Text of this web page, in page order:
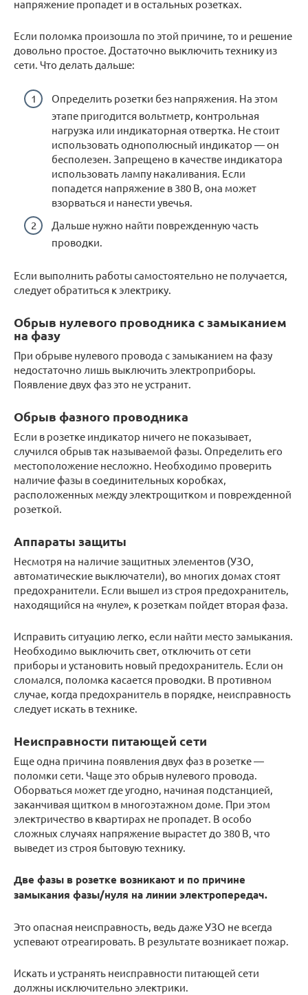
напряжение пропадет и в остальных розетках.
Если поломка произошла по этой причине, то и решение
довольно простое. Достаточно выключить технику из
сети. Что делать дальше:
Определить розетки без напряжения. На этом
этапе пригодится вольтметр, контрольная
нагрузка или индикаторная отвертка. Не стоит
использовать однополюсный индикатор — он
бесполезен. Запрещено в качестве индикатора
использовать лампу накаливания. Если
попадется напряжение в 380 В, она может
взорваться и нанести увечья.
Дальше нужно найти поврежденную часть
проводки.
Если выполнить работы самостоятельно не получается,
следует обратиться к электрику.
Обрыв нулевого проводника с замыканием
на фазу
При обрыве нулевого провода с замыканием на фазу
недостаточно лишь выключить электроприборы.
Появление двух фаз это не устранит.
Обрыв фазного проводника
Если в розетке индикатор ничего не показывает,
случился обрыв так называемой фазы. Определить его
местоположение несложно. Необходимо проверить
наличие фазы в соединительных коробках,
расположенных между электрощитком и поврежденной
розеткой.
Аппараты защиты
Несмотря на наличие защитных элементов (УЗО,
автоматические выключатели), во многих домах стоят
предохранители. Если вышел из строя предохранитель,
находящийся на «нуле», к розеткам пойдет вторая фаза.
Исправить ситуацию легко, если найти место замыкания.
Необходимо выключить свет, отключить от сети
приборы и установить новый предохранитель. Если он
сломался, поломка касается проводки. В противном
случае, когда предохранитель в порядке, неисправность
следует искать в технике.
Неисправности питающей сети
Еще одна причина появления двух фаз в розетке —
поломки сети. Чаще это обрыв нулевого провода.
Оборваться может где угодно, начиная подстанцией,
заканчивая щитком в многоэтажном доме. При этом
электричество в квартирах не пропадет. В особо
сложных случаях напряжение вырастет до 380 В, что
выведет из строя бытовую технику.
Две фазы в розетке возникают и по причине
замыкания фазы/нуля на линии электропередач.
Это опасная неисправность, ведь даже УЗО не всегда
успевают отреагировать. В результате возникает пожар.
Искать и устранять неисправности питающей сети
должны исключительно электрики.